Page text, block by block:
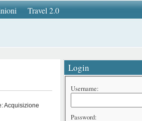
Travel 2.0
Acquisizione
Login
Username:
Password: